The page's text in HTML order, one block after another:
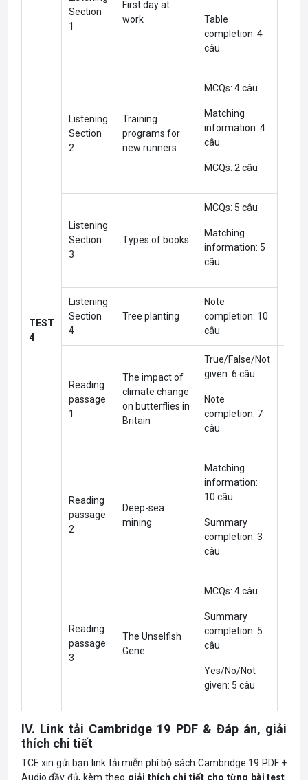
TEST
4
Section
1
First day at
work
Table
completion: 4
câu
Listening
Section
2
Training
programs for
new runners
MCQs: 4 câu
Matching
information: 4
câu
MCQs: 2 câu
Listening
Section
3
Types of books
MCQs: 5 câu
Matching
information: 5
câu
Listening
Section
4
Tree planting
Note
completion: 10
câu
Reading
passage
1
The impact of
climate change
on butterflies in
Britain
True/False/Not
given: 6 câu
Note
completion: 7
câu
Reading
passage
2
Deep-sea
mining
Matching
information:
10 câu
Summary
completion: 3
câu
Reading
passage
3
The Unselfish
Gene
MCQs: 4 câu
Summary
completion: 5
câu
Yes/No/Not
given: 5 câu
IV. Link tải Cambridge 19 PDF & Đáp án, giải
thích chi tiết
TCE xin gửi bạn link tải miễn phí bộ sách Cambridge 19 PDF +
Audio đầy đủ, kèm theo giải thích chi tiết cho từng bài test